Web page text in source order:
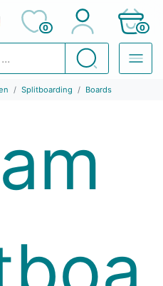
Suchen
0 0
Splitboarding Boards